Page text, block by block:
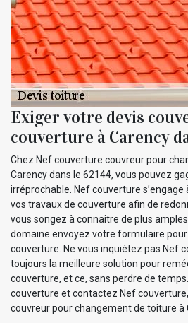
Exiger votre devis
couverture à Carency
Chez Nef couverture couvreur pour
Carency dans le 62144, vous pouvez
irréprochable. Nef couverture
vos travaux de couverture afin de
vous songez à connaitre de plus
domaine envoyez votre formulaire
couverture. Ne vous inquiétez pas Nef
toujours la meilleure solution pour
couverture, et ce, sans perdre de
couverture et contactez Nef
couvreur pour changement de toiture à